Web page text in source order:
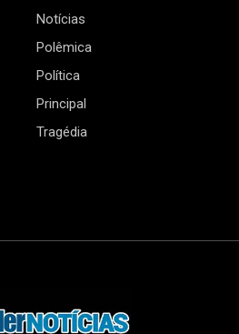
Notícias
Polêmica
Política
Principal
Tragédia